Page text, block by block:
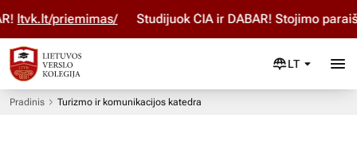
priemimas/ Studijuok ČIA ir DABAR! Stojimo paraišką
LT
Pradinis Turizmo ir komunikacijos katedra